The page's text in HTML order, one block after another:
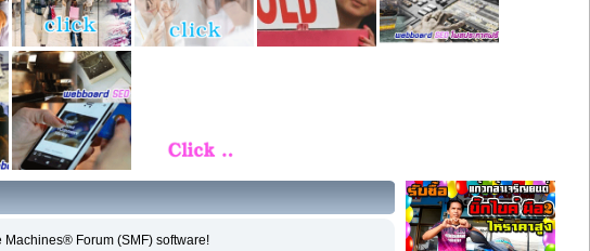
Forum (SMF) software!